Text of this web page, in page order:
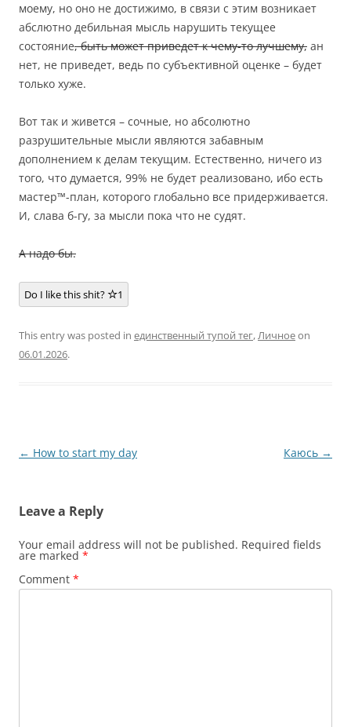
моему, но оно не достижимо, в связи с этим возникает
абслютно дебильная мысль нарушить текущее
состояние, быть может приведет к чему-то лучшему, ан
нет, не приведет, ведь по субъективной оценке – будет
только хуже.
Вот так и живется – сочные, но абсолютно
разрушительные мысли являются забавным
дополнением к делам текущим. Естественно, ничего из
того, что думается, 99% не будет реализовано, ибо есть
мастер™-план, которого глобально все придерживается.
И, слава б-гу, за мысли пока что не судят.
А надо бы.
Do I like this shit? 1
This entry was posted in единственный тупой тег,Личноеon
06.01.2026.
Post
← How to start my day Каюсь →
Leave a Reply
Your email address will not be published. Required fields
are marked *
Comment *